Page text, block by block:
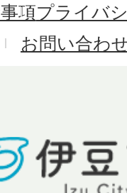
項プライバ
お問い合わ